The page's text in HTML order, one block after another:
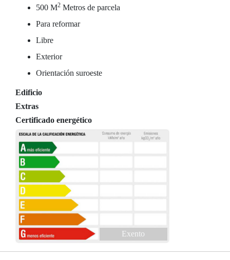
500 M2 Metros de parcela
Para reformar
Libre
Exterior
Orientación suroeste
Edificio
Extras
Certificado energético
Exento